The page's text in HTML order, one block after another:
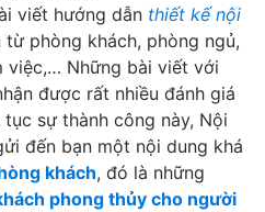
viết hướng dẫn thiết kế nội
phòng khách, phòng ngủ,
việc,… Những bài viết với
được rất nhiều đánh giá
sự thành công này, Nội
đến bạn một nội dung khá
khách, đó là những
phong thủy cho người